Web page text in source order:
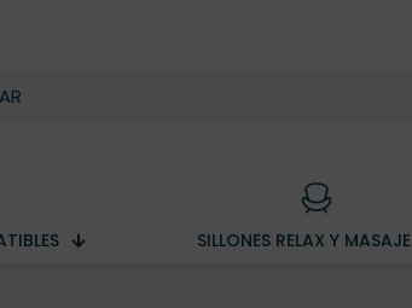
SILLONES RELAX Y MASAJE